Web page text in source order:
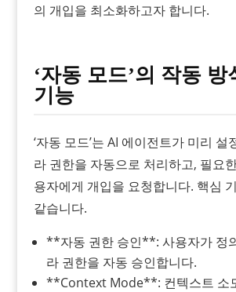
의 개입을 최소화하고자 합니다.
‘자동 모드’의 작동 방
기능
‘자동 모드’는 AI 에이전트가 미리 설
라 권한을 자동으로 처리하고, 필요
용자에게 개입을 요청합니다. 핵심
같습니다.
**자동 권한 승인**: 사용자가 정
라 권한을 자동 승인합니다.
**Context Mode**: 컨텍스트 소